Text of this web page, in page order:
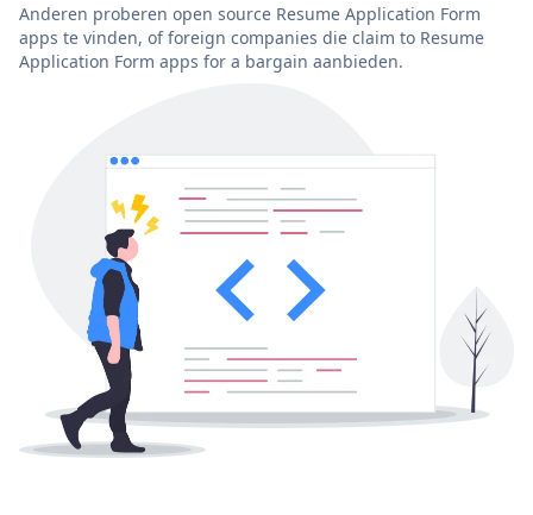
Anderen proberen open source Resume Application Form
apps te vinden, of foreign companies die claim to Resume
Application Form apps for a bargain aanbieden.